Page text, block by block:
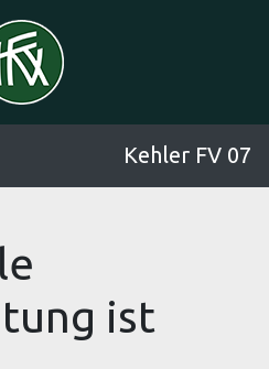
Kehler FV 07
ist